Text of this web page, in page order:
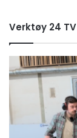
Verktøy 24 TV